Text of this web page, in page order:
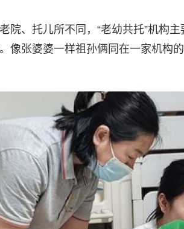
院、托儿所不同，“老幼共托”机构
像张婆婆一样祖孙俩同在一家机构的